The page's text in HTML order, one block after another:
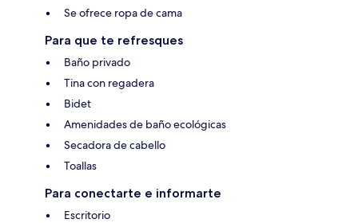
Se ofrece ropa de cama
Para que te refresques
Baño privado
Tina con regadera
Bidet
Amenidades de baño ecológicas
Secadora de cabello
Toallas
Para conectarte e informarte
Escritorio